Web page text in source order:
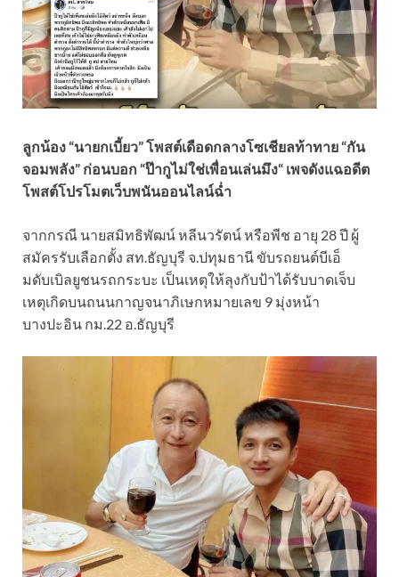
ลูกน้อง “นายกเบี้ยว” โพสต์เดือดกลางโซเชียลท้าทาย “กัน
จอมพลัง” ก่อนบอก “ป๊ากูไม่ใช่เพื่อนเล่นมึง“ เพจดังแฉอดีต
โพสต์โปรโมตเว็บพนันออนไลน์ฉ่ำ
จากกรณี นายสมิทธิพัฒน์ หลีนวรัตน์ หรือพีช อายุ 28 ปี ผู้
สมัครรับเลือกตั้ง สท.ธัญบุรี จ.ปทุมธานี ขับรถยนต์บีเอ็
มดับเบิลยูชนรถกระบะ เป็นเหตุให้ลุงกับป้าได้รับบาดเจ็บ
เหตุเกิดบนถนนกาญจนาภิเษกหมายเลข 9 มุ่งหน้า
บางปะอิน กม.22 อ.ธัญบุรี